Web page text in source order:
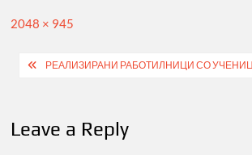
Full
2048 × 945
PostРЕАЛИЗИРАНИ РАБОТИЛНИЦИ СО
Leave a Reply